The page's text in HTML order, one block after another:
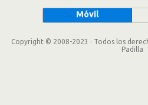
Móvil
Copyright © 2008-2023 · Todos los
Padilla